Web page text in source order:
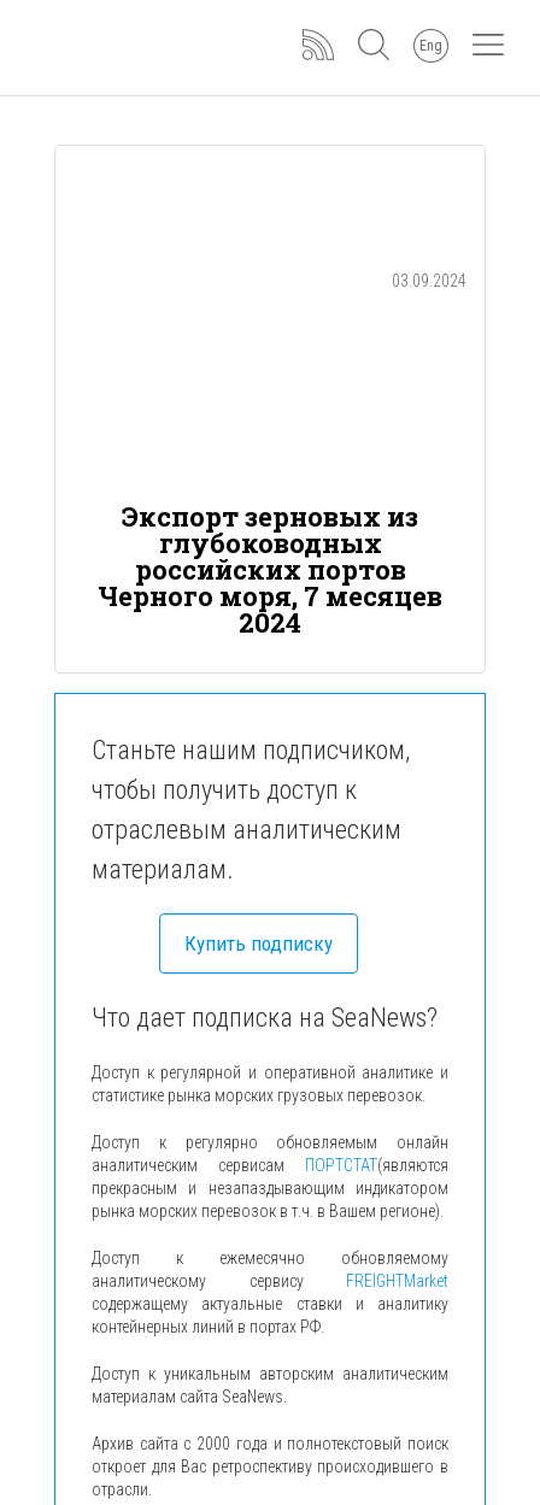
Eng
03.09.2024
Экспорт зерновых из
глубоководных
российских портов
Черного моря, 7 месяцев
2024
Станьте нашим подписчиком,
чтобы получить доступ к
отраслевым аналитическим
материалам.
Купить подписку
Что дает подписка на SeaNews?
Доступ к регулярной и оперативной аналитике и
статистике рынка морских грузовых перевозок.
Доступ к регулярно обновляемым онлайн
аналитическим сервисам ПОРТСТАТ(являются
прекрасным и незапаздывающим индикатором
рынка морских перевозок в т.ч. в Вашем регионе).
Доступ к ежемесячно обновляемому
аналитическому сервису FREIGHTMarket
содержащему актуальные ставки и аналитику
контейнерных линий в портах РФ.
Доступ к уникальным авторским аналитическим
материалам сайта SeaNews.
Архив сайта с 2000 года и полнотекстовый поиск
откроет для Вас ретроспективу происходившего в
отрасли.